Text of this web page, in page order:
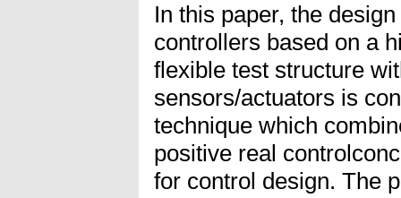
In this paper, the
controllers based on a
flexible test structure
sensors/actuators is
technique which
positive real
for control design. The